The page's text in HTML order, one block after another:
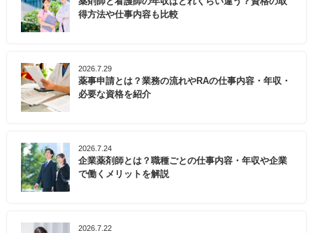
得方法や仕事内容も比較
2026.7.29
薬事申請とは？業務の流れやRAの仕事内容・年収・
必要な資格を紹介
2026.7.24
企業薬剤師とは？職種ごとの仕事内容・年収や企業
で働くメリットを解説
2026.7.22